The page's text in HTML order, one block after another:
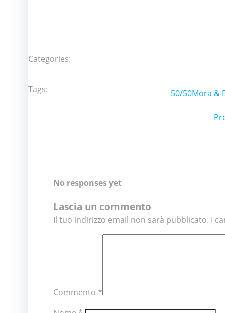
Categories:
Tags: 50/50Mora &
No responses yet
Lascia un commento
Il tuo indirizzo email non sarà pubblicato. I
Commento *